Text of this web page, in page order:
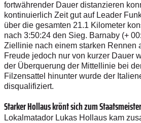
fortwährender Dauer distanzieren
kontinuierlich Zeit gut auf Leader
über die gesamten 21.1 Kilometer
nach 3:50:24 den Sieg. Barnaby (+
Ziellinie nach einem starken Rennen
Freude jedoch nur von kurzer Dauer
der Überquerung der Mittellinie bei
Filzensattel hinunter wurde der
disqualifiziert.
Starker Hollaus krönt sich zum
Lokalmatador Lukas Hollaus kam